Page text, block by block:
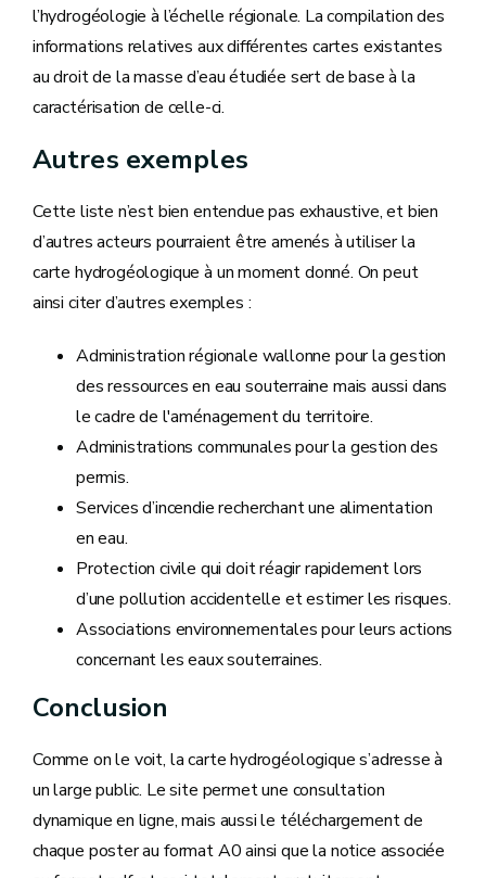
l’hydrogéologie à l’échelle régionale. La compilation des
informations relatives aux différentes cartes existantes
au droit de la masse d’eau étudiée sert de base à la
caractérisation de celle-ci.
Autres exemples
Cette liste n’est bien entendue pas exhaustive, et bien
d’autres acteurs pourraient être amenés à utiliser la
carte hydrogéologique à un moment donné. On peut
ainsi citer d’autres exemples :
Administration régionale wallonne pour la gestion
des ressources en eau souterraine mais aussi dans
le cadre de l'aménagement du territoire.
Administrations communales pour la gestion des
permis.
Services d’incendie recherchant une alimentation
en eau.
Protection civile qui doit réagir rapidement lors
d’une pollution accidentelle et estimer les risques.
Associations environnementales pour leurs actions
concernant les eaux souterraines.
Conclusion
Comme on le voit, la carte hydrogéologique s’adresse à
un large public. Le site permet une consultation
dynamique en ligne, mais aussi le téléchargement de
chaque poster au format A0 ainsi que la notice associée